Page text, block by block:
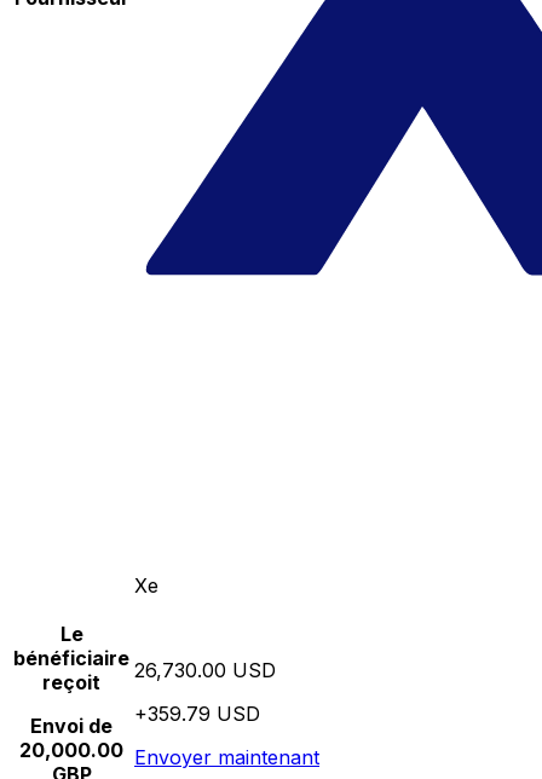
Xe
Le
bénéficiaire
reçoit
Envoi de
20,000.00
GBP
26,730.00 USD
+359.79 USD
Envoyer maintenant